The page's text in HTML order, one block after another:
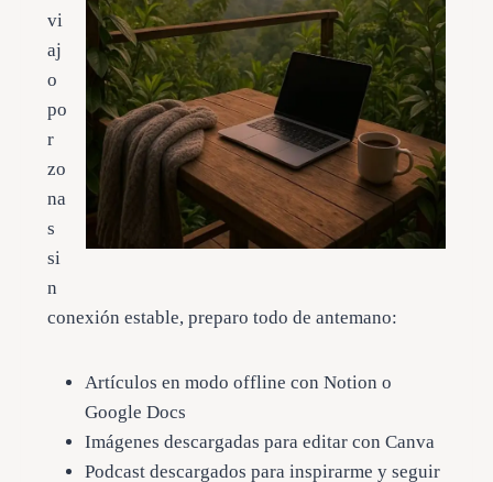
vi
aj
o
po
r
zo
na
s
si
n
conexión estable, preparo todo de antemano:
Artículos en modo offline con Notion o
Google Docs
Imágenes descargadas para editar con Canva
Podcast descargados para inspirarme y seguir